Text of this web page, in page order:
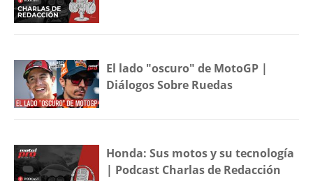
El lado "oscuro" de MotoGP |
Diálogos Sobre Ruedas
Honda: Sus motos y su tecnología
| Podcast Charlas de Redacción